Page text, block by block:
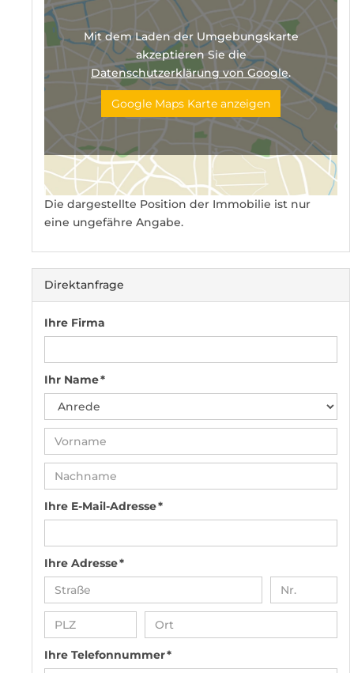
Mit dem Laden der Umgebungskarte
akzeptieren Sie die
Datenschutzerklärung von Google.
Google Maps Karte anzeigen
Die dargestellte Position der Immobilie ist nur
eine ungefähre Angabe.
Direktanfrage
Ihre Firma
Ihr Name *
Ihre E-Mail-Adresse *
Ihre Adresse *
Ihre Telefonnummer *